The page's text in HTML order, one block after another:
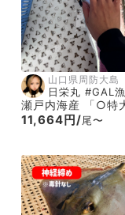
山口県周防大島
日栄丸 #GAL
瀬戸内海産 「○
11,664円/尾〜